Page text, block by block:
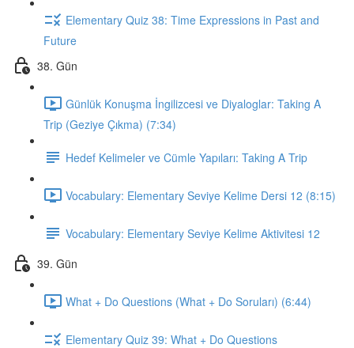
Elementary Quiz 38: Time Expressions in Past and
Future
38. Gün
Günlük Konuşma İngilizcesi ve Diyaloglar: Taking A
Trip (Geziye Çıkma) (7:34)
Hedef Kelimeler ve Cümle Yapıları: Taking A Trip
Vocabulary: Elementary Seviye Kelime Dersi 12 (8:15)
Vocabulary: Elementary Seviye Kelime Aktivitesi 12
39. Gün
What + Do Questions (What + Do Soruları) (6:44)
Elementary Quiz 39: What + Do Questions